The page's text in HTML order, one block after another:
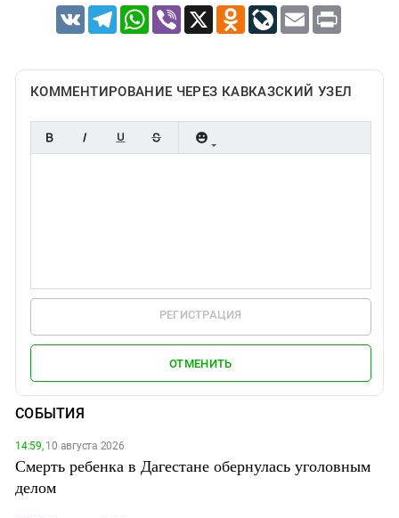
VK TelegramWhatsApp
Viber X Odnoklassniki
LiveJournal
Email Print
КОММЕНТИРОВАНИЕ ЧЕРЕЗ КАВКАЗСКИЙ УЗЕЛ
РЕГИСТРАЦИЯ
ОТМЕНИТЬ
СОБЫТИЯ
14:59,10 августа 2026
Смерть ребенка в Дагестане обернулась уголовным
делом